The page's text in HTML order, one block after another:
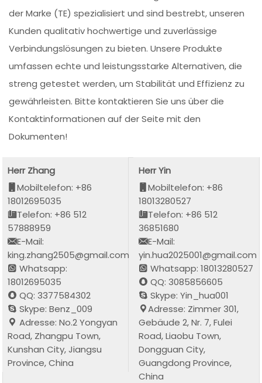
der Marke (TE) spezialisiert und sind bestrebt, unseren
Kunden qualitativ hochwertige und zuverlässige
Verbindungslösungen zu bieten. Unsere Produkte
umfassen echte und leistungsstarke Alternativen, die
streng getestet werden, um Stabilität und Effizienz zu
gewährleisten. Bitte kontaktieren Sie uns über die
Kontaktinformationen auf der Seite mit den
Dokumenten!
Herr Zhang
Mobiltelefon: +86
18012695035
Telefon: +86 512
57888959
E-Mail:
king.zhang2505@gmail.com
Whatsapp:
18012695035
QQ: 3377584302
Skype: Benz_009
Adresse: No.2 Yongyan
Road, Zhangpu Town,
Kunshan City, Jiangsu
Province, China
Herr Yin
Mobiltelefon: +86
18013280527
Telefon: +86 512
36851680
E-Mail:
yin.hua2025001@gmail.com
Whatsapp: 18013280527
QQ: 3085856605
Skype: Yin_hua001
Adresse: Zimmer 301,
Gebäude 2, Nr. 7, Fulei
Road, Liaobu Town,
Dongguan City,
Guangdong Province,
China